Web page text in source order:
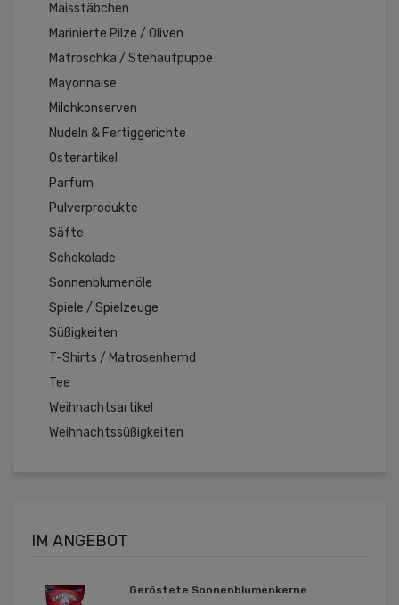
Maisstäbchen
Marinierte Pilze / Oliven
Matroschka / Stehaufpuppe
Mayonnaise
Milchkonserven
Nudeln & Fertiggerichte
Osterartikel
Parfum
Pulverprodukte
Säfte
Schokolade
Sonnenblumenöle
Spiele / Spielzeuge
Süßigkeiten
T-Shirts / Matrosenhemd
Tee
Weihnachtsartikel
Weihnachtssüßigkeiten
IM ANGEBOT
Geröstete Sonnenblumenkerne